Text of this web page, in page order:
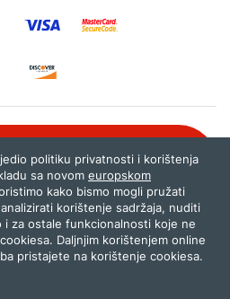
objavljivati samo provjerene i pravilne
neistinite, odnosno neadekvatne informacije,
.
politiku privatnosti i korištenja
sa novom europskom
kako bismo mogli pružati
korištenje sadržaja, nuditi
i za ostale funkcionalnosti koje ne
Daljnjim korištenjem online
pristajete na korištenje cookiesa.